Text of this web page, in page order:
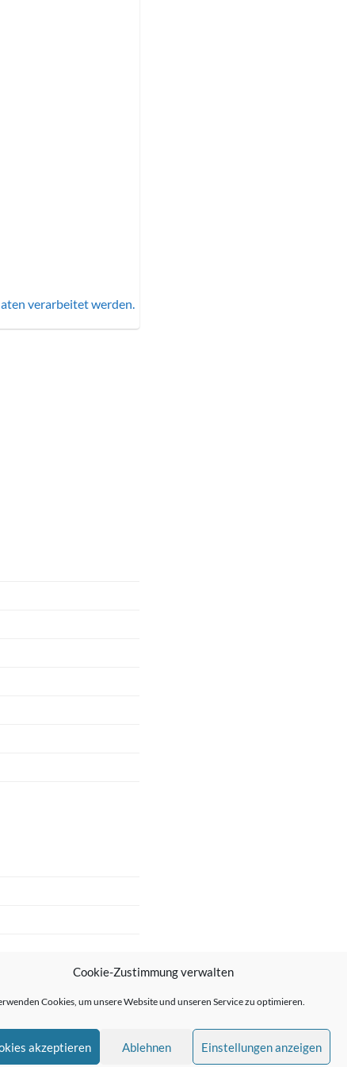
Cookie-Zustimmung verwalten
Cookies, um unsere Website und unseren Service zu optimieren.
akzeptieren Ablehnen Einstellungen anzeigen
verarbeitet werden.